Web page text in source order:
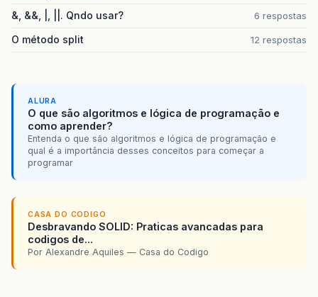
&, &&, |, ||. Qndo usar? 6 respostas
O método split 12 respostas
ALURA
O que são algoritmos e lógica de programação e
como aprender?
Entenda o que são algoritmos e lógica de programação e
qual é a importância desses conceitos para começar a
programar
CASA DO CODIGO
Desbravando SOLID: Praticas avancadas para
codigos de...
Por Alexandre Aquiles — Casa do Codigo